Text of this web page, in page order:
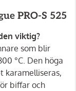
PRO-S 525
viktig?
som blir
°C. Den höga
karamelliseras,
biffar och